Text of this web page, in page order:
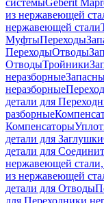
системыGeberit
из нержавеющей
нержавеющей стали
МуфтыПереходы
ПереходыОтводы
ОтводыТройники
неразборные
неразборные
детали для
разборные
Компенсаторы
детали для Заглушки
детали для
нержавеющей стали,
из нержавеющей
детали для Отводы
для Переходники